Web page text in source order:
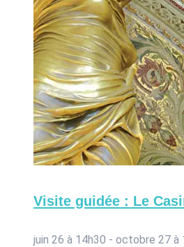
Visite guidée : Le
juin 26 à 14h30 - octobre 27 à